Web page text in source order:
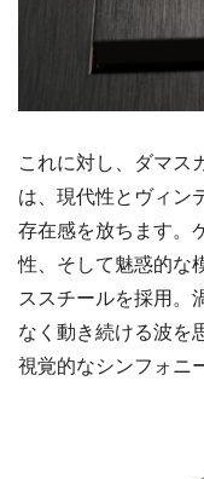
これに対し、ダマス
は、現代性とヴィン
存在感を放ちます。
性、そして魅惑的な
ススチールを採用。
なく動き続ける波を
視覚的なシンフォニ